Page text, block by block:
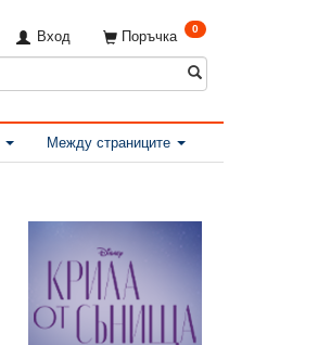
Поръчка 0
Вход
Между страниците